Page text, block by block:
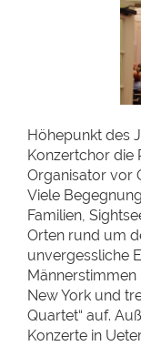
Höhepunkt des
Konzertchor die
Organisator vor
Viele
Familien,
Orten rund um
unvergessliche
Männerstimmen
New York und
Quartet“ auf.
Konzerte in